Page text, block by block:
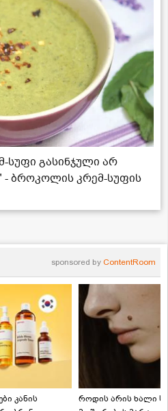
სუფი გასინჯული არ
- ბროკოლის კრემ-სუფის
sponsored by ContentRoom
კანის
როდის არის ხალი